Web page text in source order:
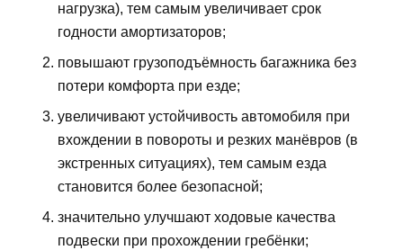
нагрузка), тем самым увеличивает срок
годности амортизаторов;
повышают грузоподъёмность багажника без
потери комфорта при езде;
увеличивают устойчивость автомобиля при
вхождении в повороты и резких манёвров (в
экстренных ситуациях), тем самым езда
становится более безопасной;
значительно улучшают ходовые качества
подвески при прохождении гребёнки;